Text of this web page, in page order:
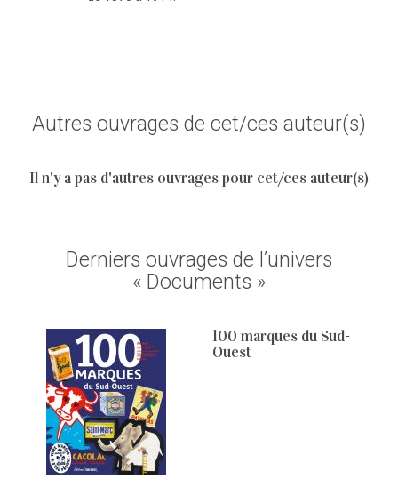
Autres ouvrages de cet/ces auteur(s)
Il n'y a pas d'autres ouvrages pour cet/ces auteur(s)
Derniers ouvrages de l’univers
« Documents »
100 marques du Sud-
Ouest